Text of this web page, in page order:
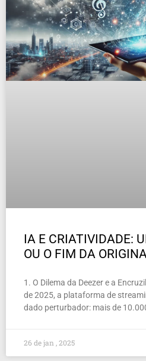
IA E CRIATIVIDADE:
OU O FIM DA
1. O Dilema da Deezer e a
de 2025, a plataforma de
dado perturbador: mais de
26 de jan , 2025